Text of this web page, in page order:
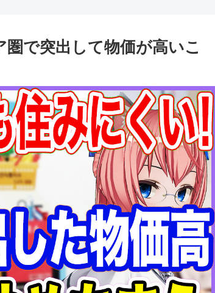
で突出して物価が高いこ